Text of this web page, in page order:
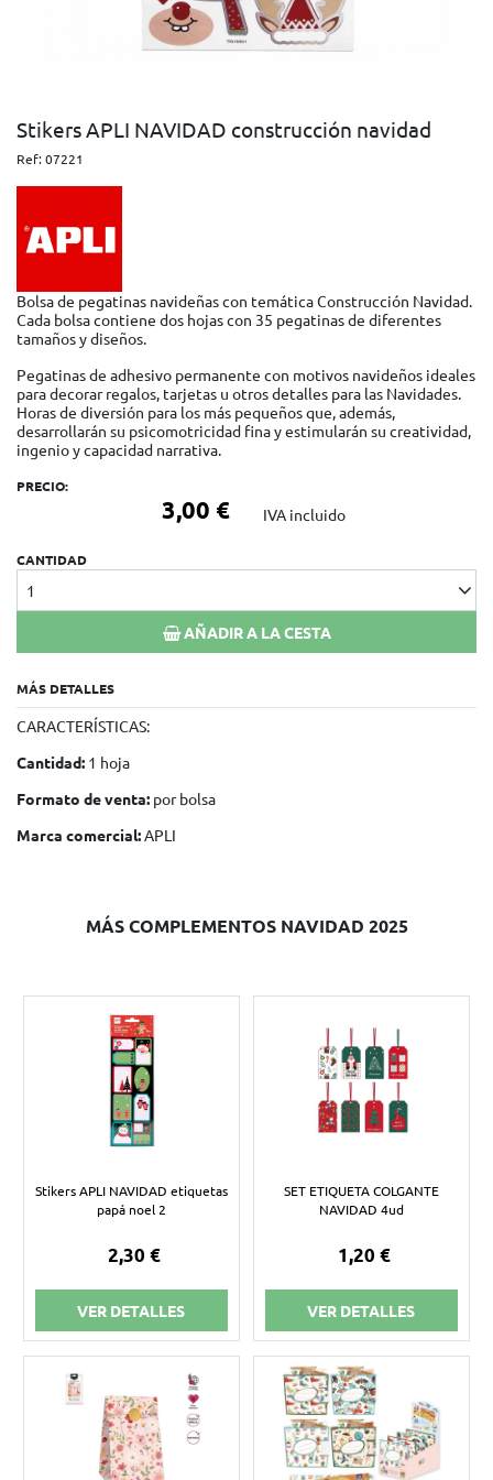
Stikers APLI NAVIDAD construcción navidad
Ref:07221
Bolsa de pegatinas navideñas con temática Construcción Navidad.
Cada bolsa contiene dos hojas con 35 pegatinas de diferentes
tamaños y diseños.
Pegatinas de adhesivo permanente con motivos navideños ideales
para decorar regalos, tarjetas u otros detalles para las Navidades.
Horas de diversión para los más pequeños que, además,
desarrollarán su psicomotricidad fina y estimularán su creatividad,
ingenio y capacidad narrativa.
PRECIO:
3,00 € IVA incluido
CANTIDAD
1
AÑADIR A LA CESTA
MÁS DETALLES
CARACTERÍSTICAS:
Cantidad: 1 hoja
Formato de venta: por bolsa
Marca comercial:APLI
MÁS COMPLEMENTOS NAVIDAD 2025
Stikers APLI NAVIDAD etiquetas
papá noel 2
2,30 €
VER DETALLES
SET ETIQUETA COLGANTE
NAVIDAD 4ud
1,20 €
VER DETALLES